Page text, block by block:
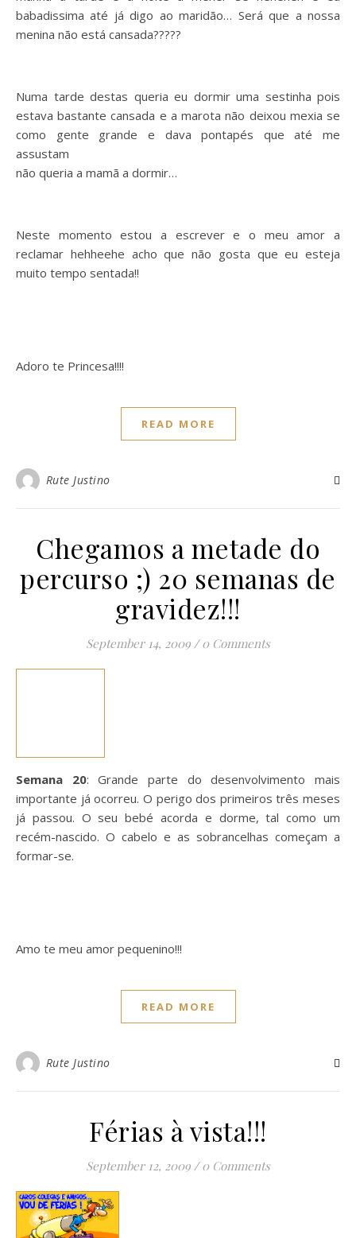
babadissima até já digo ao maridão… Será que a nossa
menina não está cansada?????
Numa tarde destas queria eu dormir uma sestinha pois
estava bastante cansada e a marota não deixou mexia se
como gente grande e dava pontapés que até me
assustam
não queria a mamã a dormir…
Neste momento estou a escrever e o meu amor a
reclamar hehheehe acho que não gosta que eu esteja
muito tempo sentada!!
Adoro te Princesa!!!!
READ MORE
Rute Justino
Chegamos a metade do
percurso ;) 20 semanas de
gravidez!!!
September 14, 2009 / 0 Comments
Semana 20: Grande parte do desenvolvimento mais
importante já ocorreu. O perigo dos primeiros três meses
já passou. O seu bebé acorda e dorme, tal como um
recém-nascido. O cabelo e as sobrancelhas começam a
formar-se.
Amo te meu amor pequenino!!!
READ MORE
Rute Justino
Férias à vista!!!
September 12, 2009 / 0 Comments